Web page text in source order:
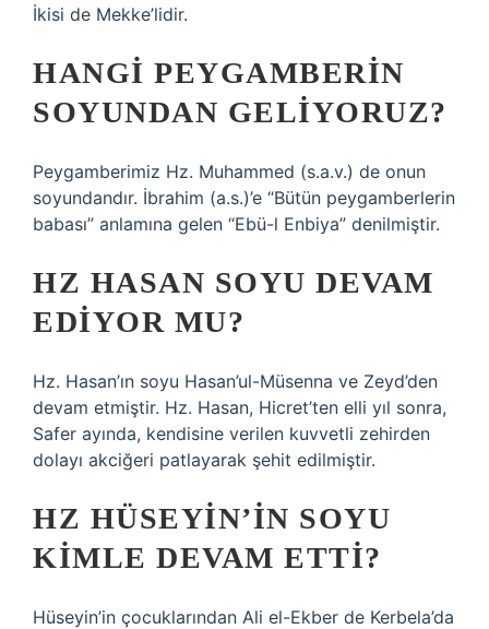
İkisi de Mekke’lidir.
HANGI PEYGAMBERIN
SOYUNDAN GELIYORUZ?
Peygamberimiz Hz. Muhammed (s.a.v.) de onun
soyundandır. İbrahim (a.s.)’e “Bütün peygamberlerin
babası” anlamına gelen “Ebü-l Enbiya” denilmiştir.
HZ HASAN SOYU DEVAM
EDIYOR MU?
Hz. Hasan’ın soyu Hasan’ul-Müsenna ve Zeyd’den
devam etmiştir. Hz. Hasan, Hicret’ten elli yıl sonra,
Safer ayında, kendisine verilen kuvvetli zehirden
dolayı akciğeri patlayarak şehit edilmiştir.
HZ HÜSEYIN’IN SOYU
KIMLE DEVAM ETTI?
Hüseyin’in çocuklarından Ali el-Ekber de Kerbela’da